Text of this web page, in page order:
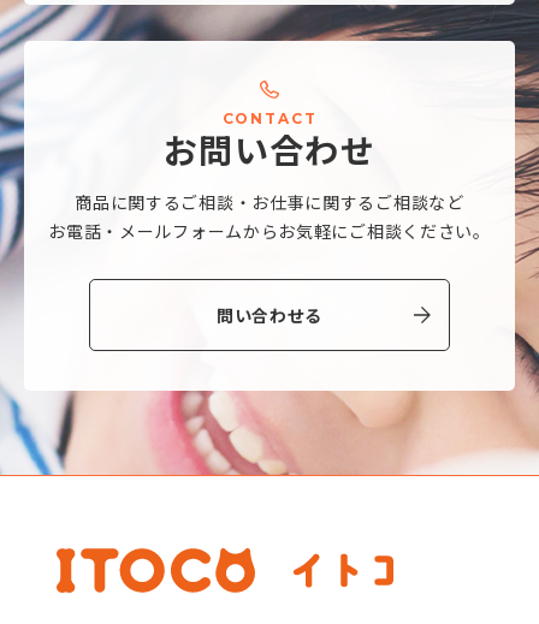
CO N T A C T
お問い合わせ
商品に関するご相談・ お仕事に関するご相談など
お電話・メールフォームから お気軽にご相談ください。
問い合わせる